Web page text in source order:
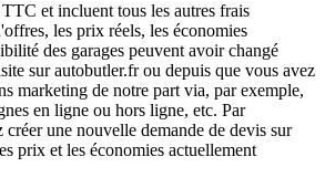
et incluent tous les autres frais
les prix réels, les économies
des garages peuvent avoir changé
sur autobutler.fr ou depuis que vous avez
marketing de notre part via, par exemple,
en ligne ou hors ligne, etc. Par
créer une nouvelle demande de devis sur
prix et les économies actuellement